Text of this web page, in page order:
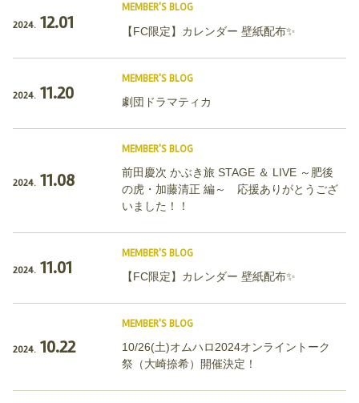
2024. 12.01
MEMBER'S BLOG
【FC限定】カレンダー 壁紙配布✨
2024. 11.20
MEMBER'S BLOG
劇団ドラマティカ
2024. 11.08
MEMBER'S BLOG
前田慶次 かぶき旅 STAGE ＆ LIVE ～肥後
の虎・加藤清正 編～ 応援ありがとうござ
いました！！
2024. 11.01
MEMBER'S BLOG
【FC限定】カレンダー 壁紙配布✨
2024. 10.22
MEMBER'S BLOG
10/26(土)オムハロ2024オンライントーク
祭（大崎捺希）開催決定！